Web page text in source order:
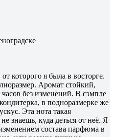
которого я была в восторге.
Аромат стойкий,
без изменений. В сэмпле
в подноразмерке же
Эта нота такая
знаешь, куда деться от неё. Я
состава парфюма в